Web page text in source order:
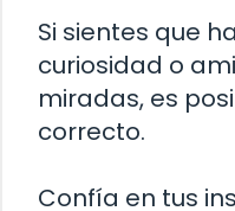
Si sientes que
curiosidad o
miradas, es
correcto.
Confía en tus